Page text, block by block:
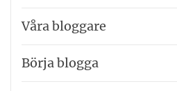
Våra bloggare
Börja blogga